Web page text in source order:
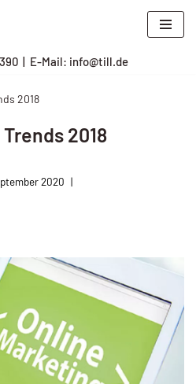
| E-Mail: info@till.de
2018
2018
2020